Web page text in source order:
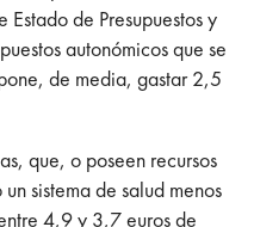
de Presupuestos y
autonómicos que se
de media, gastar 2,5
que, o poseen recursos
sistema de salud menos
4,9 y 3,7 euros de